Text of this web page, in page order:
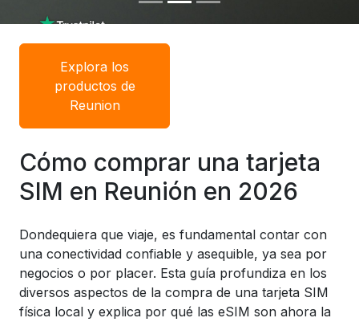
Explora los
productos de
Reunion
Cómo comprar una tarjeta
SIM en Reunión en 2026
Dondequiera que viaje, es fundamental contar con
una conectividad confiable y asequible, ya sea por
negocios o por placer. Esta guía profundiza en los
diversos aspectos de la compra de una tarjeta SIM
física local y explica por qué las eSIM son ahora la